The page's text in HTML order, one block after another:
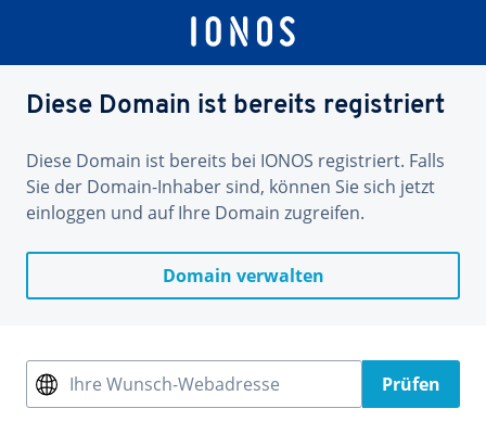
Diese Domain ist bereits registriert
Diese Domain ist bereits bei IONOS registriert. Falls
Sie der Domain-Inhaber sind, können Sie sich jetzt
einloggen und auf Ihre Domain zugreifen.
Domain verwalten
Ihre Wunsch-Webadresse Prüfen